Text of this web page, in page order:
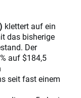
klettert auf ein
das bisherige
Der
auf $184,5
seit fast einem